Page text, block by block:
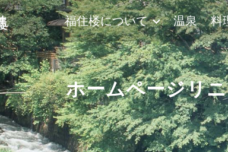
福住楼について 温泉 料
ホームページリ